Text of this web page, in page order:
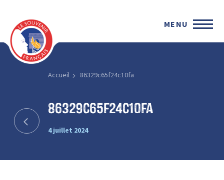
MENU
Accueil 86329c65f24c10fa
86329c65f24c10fa
4 juillet 2024